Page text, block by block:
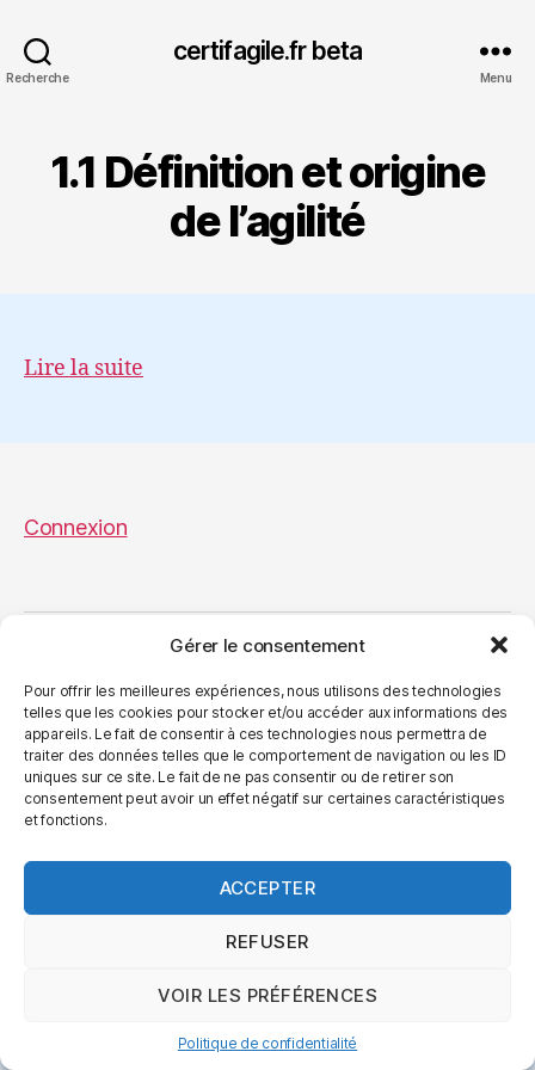
Gérer le consentement
Pour offrir les meilleures expériences, nous utilisons des technologies
telles que les cookies pour stocker et/ou accéder aux informations des
appareils. Le fait de consentir à ces technologies nous permettra de
traiter des données telles que le comportement de navigation ou les ID
uniques sur ce site. Le fait de ne pas consentir ou de retirer son
consentement peut avoir un effet négatif sur certaines caractéristiques
et fonctions.
ACCEPTER
REFUSER
VOIR LES PRÉFÉRENCES
Politique de confidentialité
Recherche
certifagile.fr beta
Menu
1.1 Définition et origine
de l’agilité
Lire la suite
Connexion
Politique de confidentialité